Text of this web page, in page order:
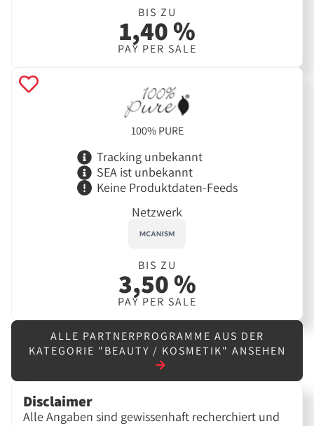
BIS ZU
1,40 %
PAY PER SALE
100% PURE
Tracking unbekannt
SEA ist unbekannt
Keine Produktdaten-Feeds
Netzwerk
BIS ZU
3,50 %
PAY PER SALE
ALLE PARTNERPROGRAMME AUS DER
KATEGORIE "BEAUTY / KOSMETIK" ANSEHEN
Disclaimer
Alle Angaben sind gewissenhaft recherchiert und